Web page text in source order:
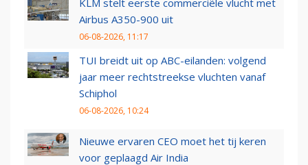
KLM stelt eerste commerciële vlucht met
Airbus A350-900 uit
06-08-2026, 11:17
TUI breidt uit op ABC-eilanden: volgend
jaar meer rechtstreekse vluchten vanaf
Schiphol
06-08-2026, 10:24
Nieuwe ervaren CEO moet het tij keren
voor geplaagd Air India